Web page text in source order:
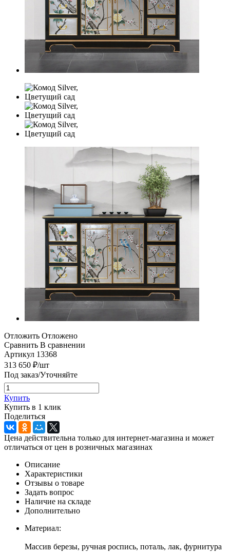
Отложить Отложено
Сравнить В сравнении
Артикул 13368
313 650 ₽/шт
Под заказ/Уточняйте
Купить
Купить в 1 клик
Поделиться
Цена действительна только для интернет-магазина и может
отличаться от цен в розничных магазинах
Описание
Характеристики
Отзывы о товаре
Задать вопрос
Наличие на складе
Дополнительно
Материал:
Массив березы, ручная роспись, поталь, лак, фурнитура